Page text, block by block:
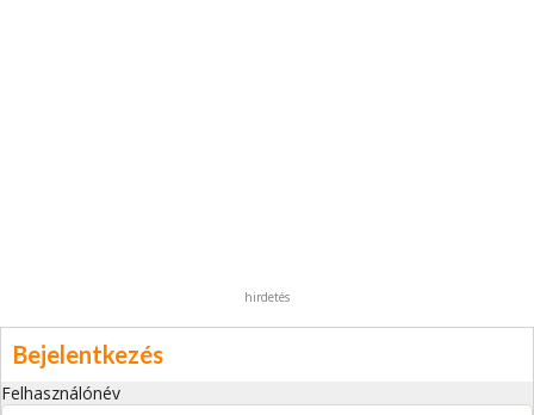
hirdetés
Bejelentkezés
Felhasználónév